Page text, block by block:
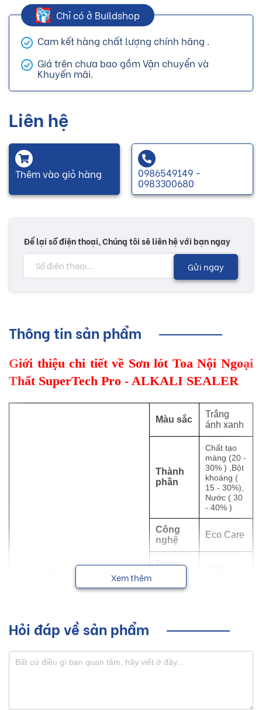
Chỉ có ở Buildshop
Cam kết hàng chất lượng chính hãng .
Giá trên chưa bao gồm Vận chuyển và
Khuyến mãi.
Liên hệ
Thêm vào giỏ hàng 0986549149 -
0983300680
Để lại số điện thoại, Chúng tôi sẽ liên hệ với bạn ngay
Gửi ngay
Thông tin sản phẩm
Giới thiệu chi tiết về Sơn lót Toa Nội Ngoại
Thất SuperTech Pro - ALKALI SEALER
Màu sắc
Trắng
ánh xanh
Thành
phần
Chất tạo
màng (20 -
30% ) ,Bột
khoáng (
15 - 30%),
Nước ( 30
- 40% )
Công
nghệ
Eco Care
Trọng
30 phút
Sơn lớp
kế tiếp
Xem thêm
Hỏi đáp về sản phẩm